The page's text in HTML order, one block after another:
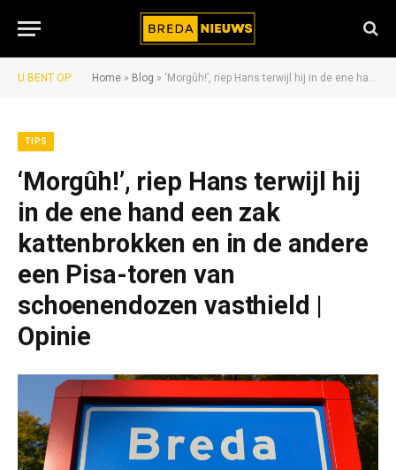
U BENT OP: Home » Blog » ‘Morgûh!’, riep Hans terwijl hij in de ene hand een zak kattenbrokken en in de andere een Pisa-toren van schoenendozen vasthield | Opinie
TIPS
‘Morgûh!’, riep Hans terwijl hij
in de ene hand een zak
kattenbrokken en in de andere
een Pisa-toren van
schoenendozen vasthield |
Opinie